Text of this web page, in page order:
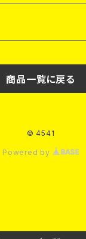
商品一覧に戻る
© 4541
Powered by